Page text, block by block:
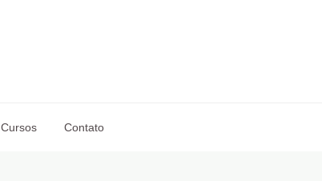
Cursos Contato